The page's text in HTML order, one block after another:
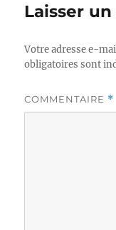
Laisser
Votre adresse e-
obligatoires sont
COMMENTAIRE *